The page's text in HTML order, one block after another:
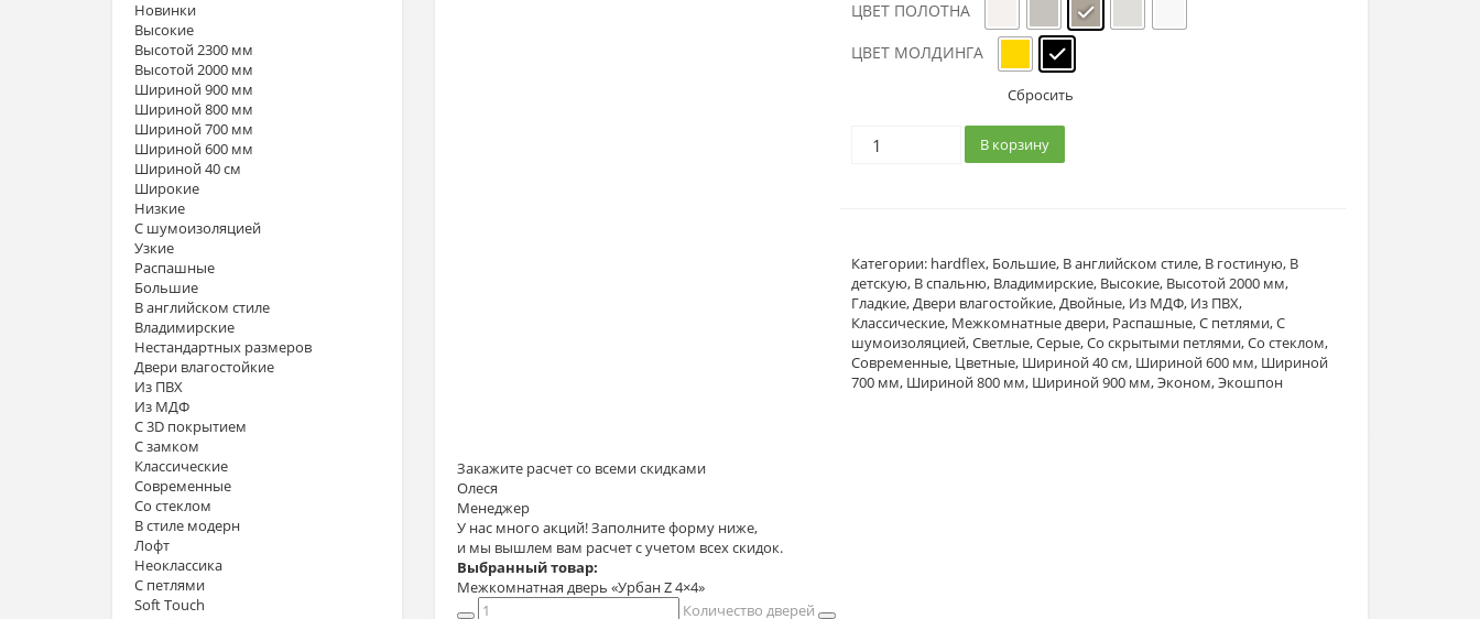
Новинки
Высокие
Высотой 2300 мм
Высотой 2000 мм
Шириной 900 мм
Шириной 800 мм
Шириной 700 мм
Шириной 600 мм
Шириной 40 см
Широкие
Низкие
С шумоизоляцией
Узкие
Распашные
Большие
В английском стиле
Владимирские
Нестандартных размеров
Двери влагостойкие
Из ПВХ
Из МДФ
С 3D покрытием
С замком
Классические
Современные
Со стеклом
В стиле модерн
Лофт
Неоклассика
С петлями
Soft Touch
ЦВЕТ ПОЛОТНА
ЦВЕТ МОЛДИНГА
Сбросить
В корзину
Категории: hardflex, Большие, В английском стиле, В гостиную, В
детскую, В спальню, Владимирские, Высокие, Высотой 2000 мм,
Гладкие,Двери влагостойкие,Двойные, Из МДФ, Из ПВХ,
Классические, Межкомнатные двери, Распашные,С петлями,С
шумоизоляцией,Светлые,Серые,Со скрытыми петлями,Со стеклом,
Современные, Цветные, Шириной 40 см, Шириной 600 мм, Шириной
700 мм, Шириной 800 мм, Шириной 900 мм,Эконом,Экошпон
Закажите расчетсо всеми скидками
Олеся
Менеджер
У нас много акций! Заполните форму ниже,
и мы вышлем вам расчет с учетом всех скидок.
Выбранный товар:
Межкомнатная дверь «Урбан Z 4×4»
Количество дверей